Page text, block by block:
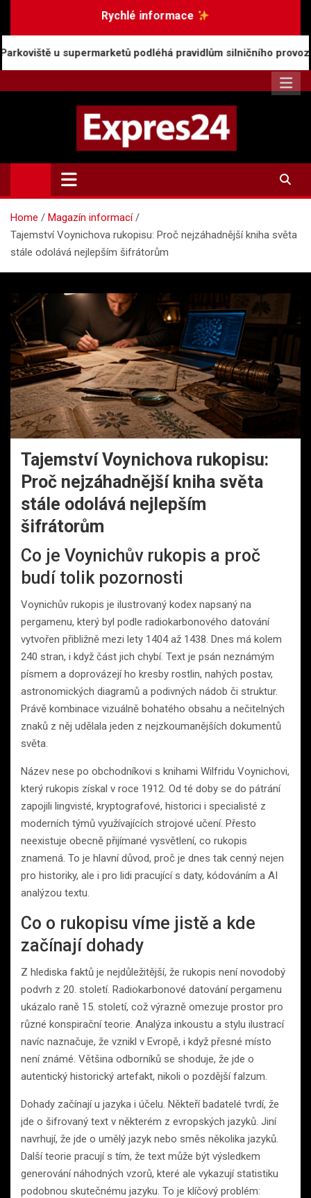
Rychlé informace
podléhá pravidlům silničního provozu
Expres24.cz
Rychlé zprávy po celý den
Home
Magazín informací
Tajemství Voynichova rukopisu: Proč nejzáhadnější kniha světa
stále odolává nejlepším šifrátorům
Tajemství Voynichova rukopisu:
Proč nejzáhadnější kniha světa
stále odolává nejlepším
šifrátorům
Co je Voynichův rukopis a proč
budí tolik pozornosti
Voynichův rukopis je ilustrovaný kodex napsaný na
pergamenu, který byl podle radiokarbonového datování
vytvořen přibližně mezi lety 1404 až 1438. Dnes má kolem
240 stran, i když část jich chybí. Text je psán neznámým
písmem a doprovázejí ho kresby rostlin, nahých postav,
astronomických diagramů a podivných nádob či struktur.
Právě kombinace vizuálně bohatého obsahu a nečitelných
znaků z něj udělala jeden z nejzkoumanějších dokumentů
světa.
Název nese po obchodníkovi s knihami Wilfridu Voynichovi,
který rukopis získal v roce 1912. Od té doby se do pátrání
zapojili lingvisté, kryptografové, historici i specialisté z
moderních týmů využívajících strojové učení. Přesto
neexistuje obecně přijímané vysvětlení, co rukopis
znamená. To je hlavní důvod, proč je dnes tak cenný nejen
pro historiky, ale i pro lidi pracující s daty, kódováním a AI
analýzou textu.
Co o rukopisu víme jistě a kde
začínají dohady
Z hlediska faktů je nejdůležitější, že rukopis není novodobý
podvrh z 20. století. Radiokarbonové datování pergamenu
ukázalo raně 15. století, což výrazně omezuje prostor pro
různé konspirační teorie. Analýza inkoustu a stylu ilustrací
navíc naznačuje, že vznikl v Evropě, i když přesné místo
není známé. Většina odborníků se shoduje, že jde o
autentický historický artefakt, nikoli o pozdější falzum.
Dohady začínají u jazyka i účelu. Někteří badatelé tvrdí, že
jde o šifrovaný text v některém z evropských jazyků. Jiní
navrhují, že jde o umělý jazyk nebo směs několika jazyků.
Další teorie pracují s tím, že text může být výsledkem
generování náhodných vzorů, které ale vykazují statistiku
podobnou skutečnému jazyku. To je klíčový problém: